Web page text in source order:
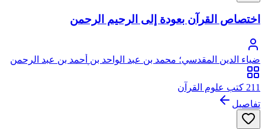
اختصاص القرآن بعودة إلى الرحيم الرحمن
ضياء الدين المقدسي؛ محمد بن عبد الواحد بن أحمد بن عبد الرحمن
السعدي، المقدسي الأصل، الصالحي الحنبلي، أبو عبد الله، ضياء
الدين
211 كتب علوم القرآن
تفاصيل